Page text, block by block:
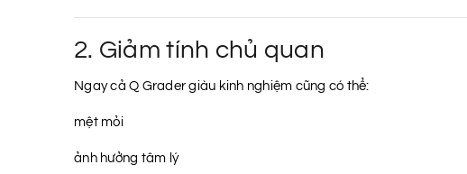
2. Giảm tính chủ quan
Ngay cả Q Grader giàu kinh nghiệm cũng có thể:
mệt mỏi
ảnh hưởng tâm lý